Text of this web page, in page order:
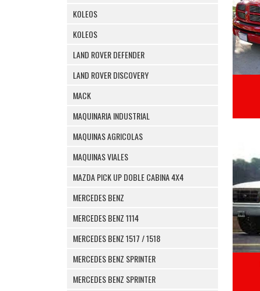
KOLEOS
KOLEOS
LAND ROVER DEFENDER
LAND ROVER DISCOVERY
MACK
MAQUINARIA INDUSTRIAL
MAQUINAS AGRICOLAS
MAQUINAS VIALES
MAZDA PICK UP DOBLE CABINA 4X4
MERCEDES BENZ
MERCEDES BENZ 1114
MERCEDES BENZ 1517 / 1518
MERCEDES BENZ SPRINTER
MERCEDES BENZ SPRINTER